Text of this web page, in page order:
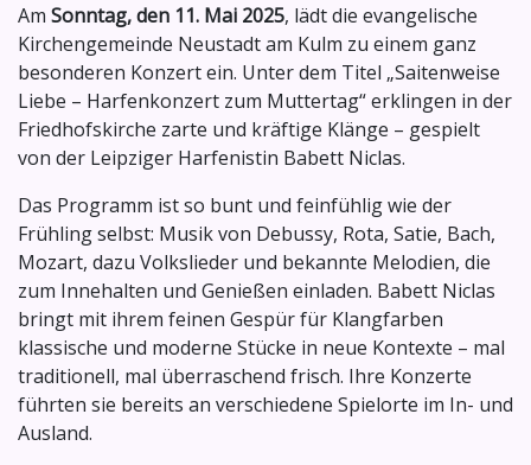
Am Sonntag, den 11. Mai 2025, lädt die evangelische
Kirchengemeinde Neustadt am Kulm zu einem ganz
besonderen Konzert ein. Unter dem Titel „Saitenweise
Liebe – Harfenkonzert zum Muttertag“ erklingen in der
Friedhofskirche zarte und kräftige Klänge – gespielt
von der Leipziger Harfenistin Babett Niclas.
Das Programm ist so bunt und feinfühlig wie der
Frühling selbst: Musik von Debussy, Rota, Satie, Bach,
Mozart, dazu Volkslieder und bekannte Melodien, die
zum Innehalten und Genießen einladen. Babett Niclas
bringt mit ihrem feinen Gespür für Klangfarben
klassische und moderne Stücke in neue Kontexte – mal
traditionell, mal überraschend frisch. Ihre Konzerte
führten sie bereits an verschiedene Spielorte im In- und
Ausland.